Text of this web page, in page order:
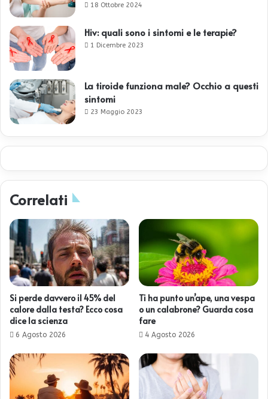
18 Ottobre 2024
Hiv: quali sono i sintomi e le terapie?
1 Dicembre 2023
La tiroide funziona male? Occhio a questi
sintomi
23 Maggio 2023
Correlati
Si perde davvero il 45% del
calore dalla testa? Ecco cosa
dice la scienza
6 Agosto 2026
Ti ha punto un’ape, una vespa
o un calabrone? Guarda cosa
fare
4 Agosto 2026